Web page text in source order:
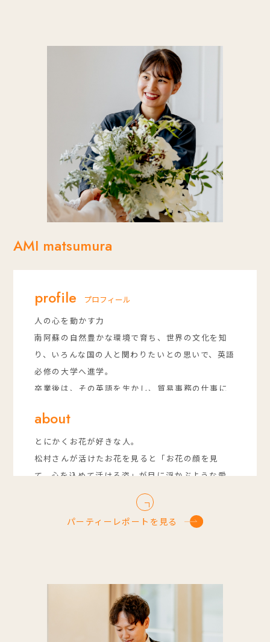
AMI matsumura
profile
プロフィール
人の心を動かす力
南阿蘇の自然豊かな環境で育ち、世界の文化を知
り、いろんな国の人と関わりたいとの思いで、英語
必修の大学へ進学。
卒業後は、その英語を生かし、貿易事務の仕事に
フレッシュはお花屋さん巡り。
日常生活やお祝いの席に欠かせないお花が、人に
感動や癒しを与える力を体感し、お花に携わる仕
事がしたいという思いからマリーゴールドへ入
新郎新婦にとって大切な人が集う日を、お花で彩
ることがとても幸せに感じる。
結婚式後もそのお花を見ると、結婚式の幸せな気
持ちが蘇る「思い出の花」を生み出す人になりた
about
とにかくお花が好きな人。
松村さんが活けたお花を見ると「お花の顔を見
て、心を込めて活ける姿」が目に浮かぶような愛
情深い人。 些細な一言からヒントを得て、細部ま
でおふたりらしさを行き渡らせてくれるような存
在。お客様のもとに届くまで、お花のことを考え
パーティーレポートを見る